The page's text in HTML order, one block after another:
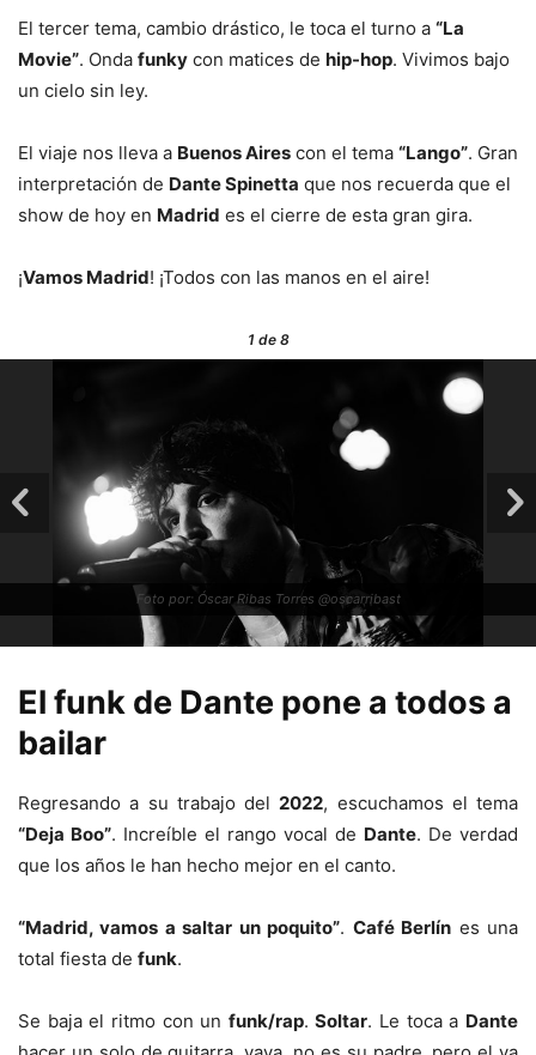
El tercer tema, cambio drástico, le toca el turno a “La
Movie”. Onda funky con matices de hip-hop. Vivimos bajo
un cielo sin ley.
El viaje nos lleva a Buenos Aires con el tema “Lango”. Gran
interpretación de Dante Spinetta que nos recuerda que el
show de hoy en Madrid es el cierre de esta gran gira.
¡Vamos Madrid! ¡Todos con las manos en el aire!
1de 8
Foto por: Óscar Ribas Torres @oscarribast
El funk de Dante pone a todos a
bailar
Regresando a su trabajo del2022, escuchamos el tema
“Deja Boo”. Increíble el rango vocal de Dante. De verdad
que los años le han hecho mejor en el canto.
“Madrid, vamos a saltar un poquito”. Café Berlín es una
total fiesta de funk.
Se baja el ritmo con un funk/rap.Soltar. Le toca a Dante